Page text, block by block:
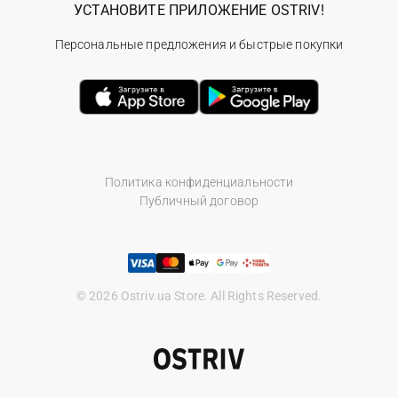
Политика конфиденциальности
Публичный договор
© 2026 Ostriv.ua Store. All Rights Reserved.
УСТАНОВИТЕ ПРИЛОЖЕНИЕ OSTRIV!
Персональные предложения и быстрые покупки